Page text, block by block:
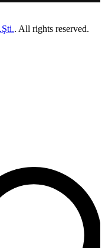
. All rights reserved.